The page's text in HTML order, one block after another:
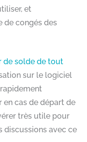
et
de congés des
de solde de tout
sur le logiciel
cas de départ de
très utile pour
discussions avec ce